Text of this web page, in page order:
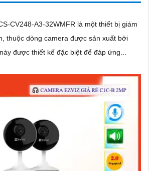
CV248-A3-32WMFR là một thiết bị giám
thuộc dòng camera được sản xuất bởi
Camera này được thiết kế đặc biệt để đáp ứng...